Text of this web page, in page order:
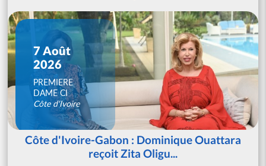
7 Août
2026
PREMIERE
DAME CI
Côte d'Ivoire
Côte d'Ivoire-Gabon : Dominique Ouattara
reçoit Zita Oligu...